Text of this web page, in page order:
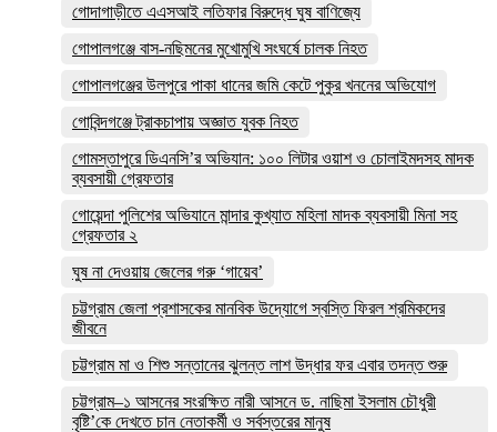
গোদাগাড়ীতে এএসআই লতিফার বিরুদ্ধে ঘুষ বাণিজ্যে
গোপালগঞ্জে বাস-নছিমনের মুখোমুখি সংঘর্ষে চালক নিহত
গোপালগঞ্জের উলপুরে পাকা ধানের জমি কেটে পুকুর খননের অভিযোগ
গোবিন্দগঞ্জে ট্রাকচাপায় অজ্ঞাত যুবক নিহত
গোমস্তাপুরে ডিএনসি’র অভিযান: ১০০ লিটার ওয়াশ ও চোলাইমদসহ মাদক
ব্যবসায়ী গ্রেফতার
গোয়েন্দা পুলিশের অভিযানে মান্দার কুখ্যাত মহিলা মাদক ব্যবসায়ী মিনা সহ
গ্রেফতার ২
ঘুষ না দেওয়ায় জেলের গরু ‘গায়েব’
চট্টগ্রাম জেলা প্রশাসকের মানবিক উদ্যোগে স্বস্তি ফিরল শ্রমিকদের
জীবনে
চট্টগ্রাম মা ও শিশু সন্তানের ঝুলন্ত লাশ উদ্ধার ফর এবার তদন্ত শুরু
চট্টগ্রাম–১ আসনের সংরক্ষিত নারী আসনে ড. নাছিমা ইসলাম চৌধুরী
বৃষ্টি’কে দেখতে চান নেতাকর্মী ও সর্বস্তরের মানুষ